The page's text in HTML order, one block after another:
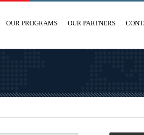
OUR PROGRAMS OUR PARTNERS